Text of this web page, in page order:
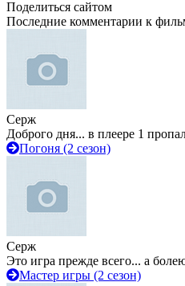
Поделиться сайтом
Последние комментарии к
Серж
Доброго дня... в плеере 1
Погоня (2 сезон)
Серж
Это игра прежде всего... а
Мастер игры (2 сезон)